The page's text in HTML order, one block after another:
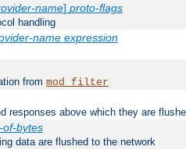
name] proto-flags
handling
name expression
from mod_filter
responses above which they are
of-bytes
data are flushed to the network